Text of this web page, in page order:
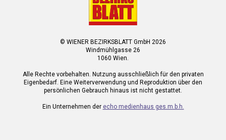
© WIENER BEZIRKSBLATT GmbH 2026
Windmühlgasse 26
1060 Wien.
Alle Rechte vorbehalten. Nutzung ausschließlich für den privaten
Eigenbedarf. Eine Weiterverwendung und Reproduktion über den
persönlichen Gebrauch hinaus ist nicht gestattet.
Ein Unternehmen der echo medienhaus ges.m.b.h.